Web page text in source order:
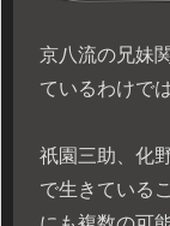
京八流の兄妹
ているわけで
祇園三助、化
で生きている